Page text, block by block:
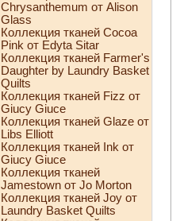
Chrysanthemum от Alison
Glass
Коллекция тканей Cocoa
Pink от Edyta Sitar
Коллекция тканей Farmer's
Daughter by Laundry Basket
Quilts
Коллекция тканей Fizz от
Giucy Giuce
Коллекция тканей Glaze от
Libs Elliott
Коллекция тканей Ink от
Giucy Giuce
Коллекция тканей
Jamestown от Jo Morton
Коллекция тканей Joy от
Laundry Basket Quilts